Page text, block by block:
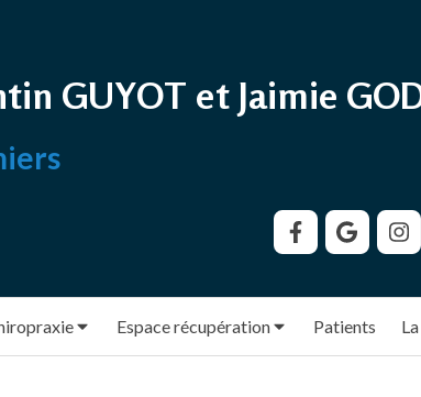
GUYOT et Jaimie
Espace récupération Patients